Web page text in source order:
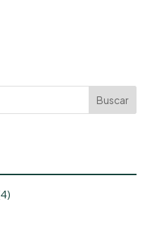
Buscar
44
productos